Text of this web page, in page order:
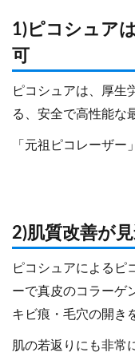
1)ピコシュア
可
ピコシュアは、厚生
る、安全で高性能な
「元祖ピコレーザー
2)肌質改善が
ピコシュアによるピ
ーで真皮のコラーゲ
キビ痕・毛穴の開き
肌の若返りにも非常